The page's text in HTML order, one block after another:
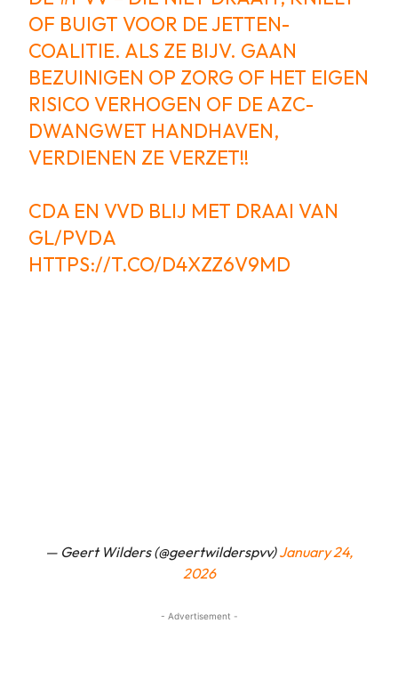
OF BUIGT VOOR DE JETTEN-
COALITIE. ALS ZE BIJV. GAAN
BEZUINIGEN OP ZORG OF HET EIGEN
RISICO VERHOGEN OF DE AZC-
DWANGWET HANDHAVEN,
VERDIENEN ZE VERZET!!
CDA EN VVD BLIJ MET DRAAI VAN
GL/PVDA
HTTPS://T.CO/D4XZZ6V9MD
— Geert Wilders (@geertwilderspvv)January 24,
2026
- Advertisement -